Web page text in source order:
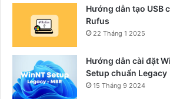
Hướng dẫn tạo USB
Rufus
22 Tháng 1 2025
Hướng dẫn cài đặt
Setup chuẩn Legacy
15 Tháng 9 2024